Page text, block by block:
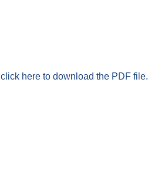
click here to download the PDF file.